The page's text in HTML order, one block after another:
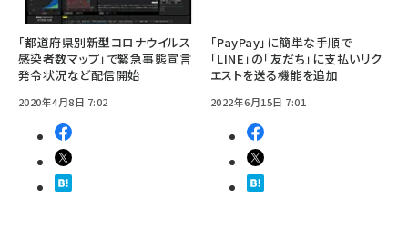
「都道府県別新型コロナウイルス
感染者数マップ」で緊急事態宣言
発令状況など配信開始
2020年4月8日 7:02
「PayPay」に簡単な手順で
「LINE」の「友だち」に支払いリク
エストを送る機能を追加
2022年6月15日 7:01